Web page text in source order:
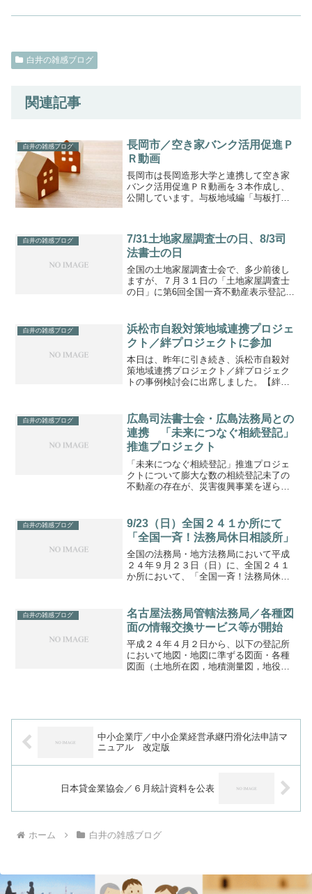
白井の雑感ブログ
関連記事
白井の雑感ブログ
長岡市／空き家バンク活用促進Ｐ
Ｒ動画
長岡市は長岡造形大学と連携して空き家
バンク活用促進ＰＲ動画を３本作成し、
公開しています。与板地域編「与板打刃
を利用して、活用方法の事例を紹介。
白井の雑感ブログ
7/31土地家屋調査士の日、8/3司
法書士の日
全国の土地家屋調査士会で、多少前後し
ますが、７月３１日の「土地家屋調査士
の日」に第6回全国一斉不動産表示登記無
３１日施行されたことから、同日を日本
土地家屋調査士会連合会...
白井の雑感ブログ
浜松市自殺対策地域連携プロジェ
クト／絆プロジェクトに参加
本日は、昨年に引き続き、浜松市自殺対
策地域連携プロジェクト／絆プロジェク
トの事例検討会に出席しました。【絆プ
る。こうした問題を抱える自殺のハイリ
スク者と接する機会の多い...
白井の雑感ブログ
広島司法書士会・広島法務局との
連携 「未来につなぐ相続登記」
推進プロジェクト
「未来につなぐ相続登記」推進プロジェ
クトについて膨大な数の相続登記未了の
不動産の存在が、災害復興事業を遅らせ
いることから、相続登記を推進させるた
め、広島法務局と広島司法...
白井の雑感ブログ
9/23（日）全国２４１か所にて
「全国一斉！法務局休日相談所」
全国の法務局・地方法務局において平成
２４年９月２３日（日）に、全国２４１
か所において、「全国一斉！法務局休日
士」「浜松」の４会場にて、法務局職
員、司法書士、土地家屋調査...
白井の雑感ブログ
名古屋法務局管轄法務局／各種図
面の情報交換サービス等が開始
平成２４年４月２日から、以下の登記所
において地図・地図に準ずる図面・各種
図面（土地所在図，地積測量図，地役権
中小企業庁／中小企業経営承継円滑化法申請マ
ニュアル 改定版
日本貸金業協会／６月統計資料を公表
ホーム 白井の雑感ブログ